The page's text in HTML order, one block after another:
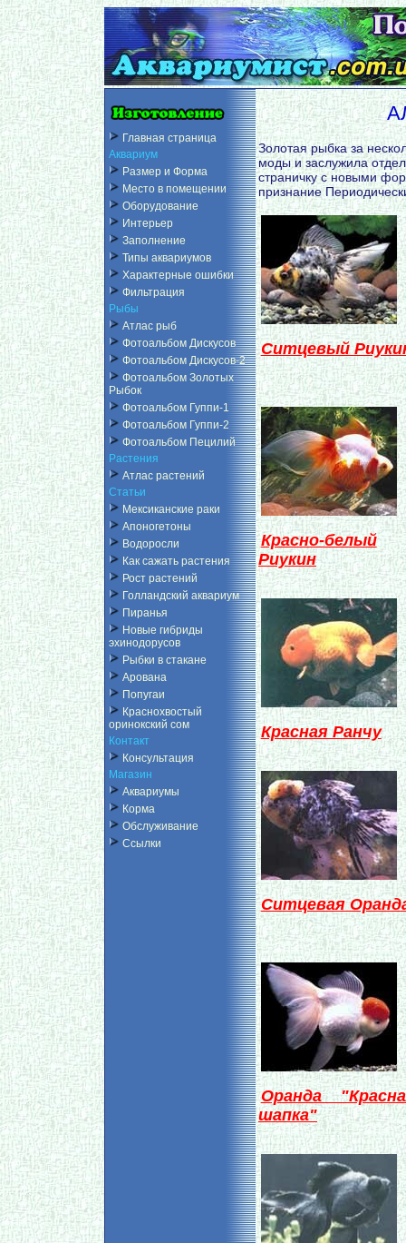
Главная страница
Аквариум
Размер и Форма
Место в помещении
Оборудование
Интерьер
Заполнение
Типы аквариумов
Характерные ошибки
Фильтрация
Рыбы
Атлас рыб
Фотоальбом Дискусов
Фотоальбом Дискусов-2
Фотоальбом Золотых
Рыбок
Фотоальбом Гуппи-1
Фотоальбом Гуппи-2
Фотоальбом Пецилий
Растения
Атлас растений
Статьи
Мексиканские раки
Апоногетоны
Водоросли
Как сажать растения
Рост растений
Голландский аквариум
Пиранья
Новые гибриды
эхинодорусов
Рыбки в стакане
Арована
Попугаи
Краснохвостый
оринокский сом
Контакт
Консультация
Магазин
Аквариумы
Корма
Обслуживание
Ссылки
Золотая рыбка за
моды и заслужила
страничку с новыми
признание
Ситцевый
Красно-белый
Риукин
Красная Ранчу
Ситцевая
Оранда
шапка"